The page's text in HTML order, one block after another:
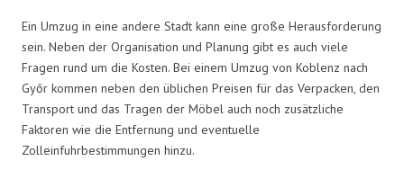
Ein Umzug in eine andere Stadt kann eine große Herausforderung
sein. Neben der Organisation und Planung gibt es auch viele
Fragen rund um die Kosten. Bei einem Umzug von Koblenz nach
Győr kommen neben den üblichen Preisen für das Verpacken, den
Transport und das Tragen der Möbel auch noch zusätzliche
Faktoren wie die Entfernung und eventuelle
Zolleinfuhrbestimmungen hinzu.